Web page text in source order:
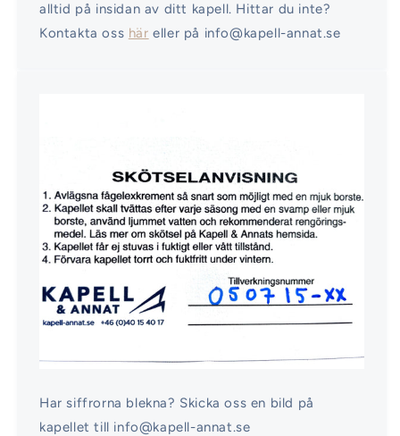
alltid på insidan av ditt kapell. Hittar du inte?
Kontakta oss här eller på info@kapell-annat.se
Har siffrorna blekna? Skicka oss en bild på
kapellet till info@kapell-annat.se